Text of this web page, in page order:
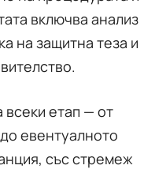
включва анализ
на защитна теза и
всеки етап — от
евентуалното
със стремеж